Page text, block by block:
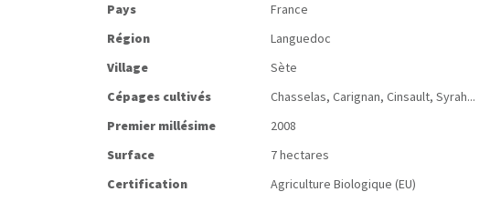
Pays
France
Région
Languedoc
Village
Sète
Cépages cultivés
Chasselas, Carignan, Cinsault, Syrah...
Premier millésime
2008
Surface
7 hectares
Certification
Agriculture Biologique (EU)